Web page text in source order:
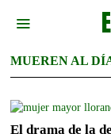
MUEREN AL
El drama de la